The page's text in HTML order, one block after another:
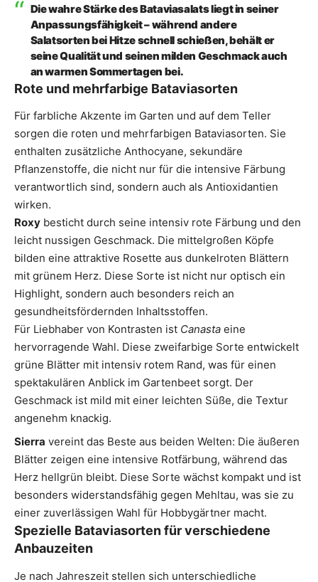
Die wahre Stärke des Bataviasalats liegt in seiner
Anpassungsfähigkeit – während andere
Salatsorten bei Hitze schnell schießen, behält er
seine Qualität und seinen milden Geschmack auch
an warmen Sommertagen bei.
Rote und mehrfarbige Bataviasorten
Für farbliche Akzente im Garten und auf dem Teller
sorgen die roten und mehrfarbigen Bataviasorten. Sie
enthalten zusätzliche Anthocyane, sekundäre
Pflanzenstoffe, die nicht nur für die intensive Färbung
verantwortlich sind, sondern auch als Antioxidantien
wirken.
Roxy besticht durch seine intensiv rote Färbung und den
leicht nussigen Geschmack. Die mittelgroßen Köpfe
bilden eine attraktive Rosette aus dunkelroten Blättern
mit grünem Herz. Diese Sorte ist nicht nur optisch ein
Highlight, sondern auch besonders reich an
gesundheitsfördernden Inhaltsstoffen.
Für Liebhaber von Kontrasten ist Canasta eine
hervorragende Wahl. Diese zweifarbige Sorte entwickelt
grüne Blätter mit intensiv rotem Rand, was für einen
spektakulären Anblick im Gartenbeet sorgt. Der
Geschmack ist mild mit einer leichten Süße, die Textur
angenehm knackig.
Sierra vereint das Beste aus beiden Welten: Die äußeren
Blätter zeigen eine intensive Rotfärbung, während das
Herz hellgrün bleibt. Diese Sorte wächst kompakt und ist
besonders widerstandsfähig gegen Mehltau, was sie zu
einer zuverlässigen Wahl für Hobbygärtner macht.
Spezielle Bataviasorten für verschiedene
Anbauzeiten
Je nach Jahreszeit stellen sich unterschiedliche